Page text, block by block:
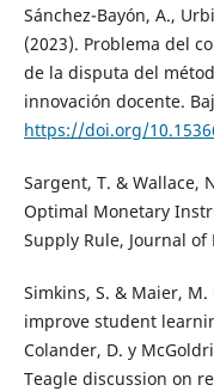
Sánchez-Bayón, A.,
(2023). Problema del
de la disputa del
innovación docente.
https://doi.org/
Sargent, T. & Wallace,
Optimal Monetary
Supply Rule, Journal of
Simkins, S. & Maier,
improve student
Colander, D. y
Teagle discussion on